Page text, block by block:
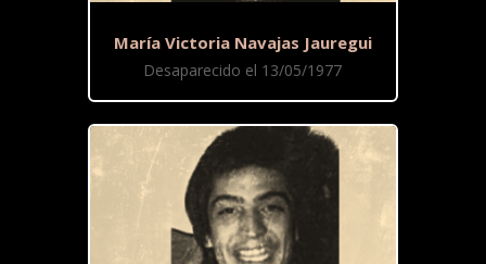
María Victoria Navajas Jauregui
Desaparecido el 13/05/1977